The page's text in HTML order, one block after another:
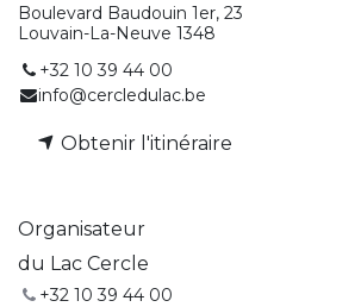
Boulevard Baudouin 1er, 23
Louvain-La-Neuve 1348
+32 10 39 44 00
info@cercledulac.be
Obtenir l'itinéraire
Organisateur
du Lac Cercle
+32 10 39 44 00